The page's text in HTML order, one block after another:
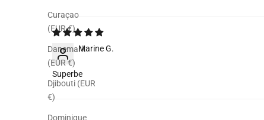
Curaçao
(EUR €)
Danemark
(EUR €)
Djibouti (EUR
€)
Dominique
Marine G.
Superbe